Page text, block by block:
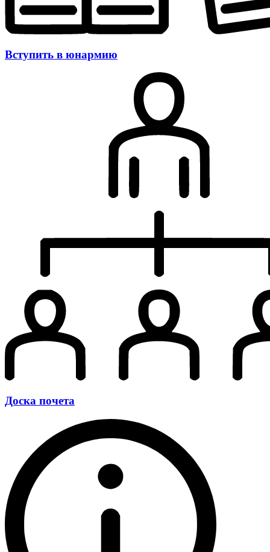
Вступить в юнармию
Доска почета